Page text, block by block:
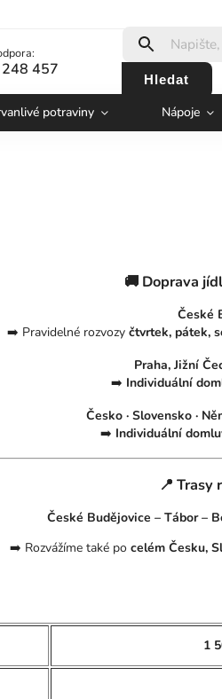
457
Hledat
potraviny Nápoje
🚚 Doprava
České
➡️ Pravidelné rozvozy čtvrtek, pátek,
Praha, Jižní
➡️ Individuální
Česko · Slovensko ·
➡️ Individuální
📍 Trasy
České Budějovice – Tábor –
➡️ Rozvážíme také po celém Česku,
1